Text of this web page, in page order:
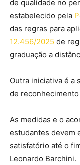
de qualidade no
estabelecido pela
das regras para
12.456/2025 de
graduação a
Outra iniciativa é a
de
As medidas e o
estudantes devem
satisfatório até o
Leonardo Barchini.